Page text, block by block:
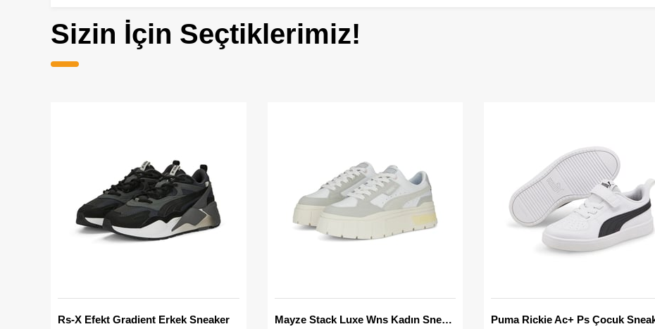
Sizin İçin Seçtiklerimiz!
Rs-X Efekt Gradient Erkek Sneaker
Mayze Stack Luxe Wns Kadın Sneaker
Puma Rickie Ac+ Ps Çocuk